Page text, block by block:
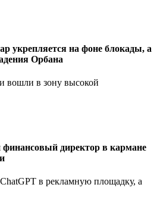
укрепляется на фоне блокады, а
Орбана
в зону высокой
директор в кармане
в рекламную площадку, а